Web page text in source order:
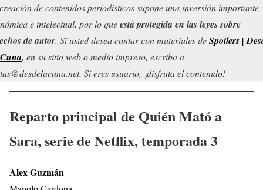
de contenidos periodísticos supone una inversión importante
e intelectual, por lo queestá protegida en las leyes sobre
de autor. Si usted desea contar con materiales deSpoilers |
, en su sitio web o medio impreso, escriba a
Si eres usuario, ¡disfruta el contenido!
Reparto principal de Quién Mató a
Sara, serie de Netflix, temporada 3
Alex Guzmán